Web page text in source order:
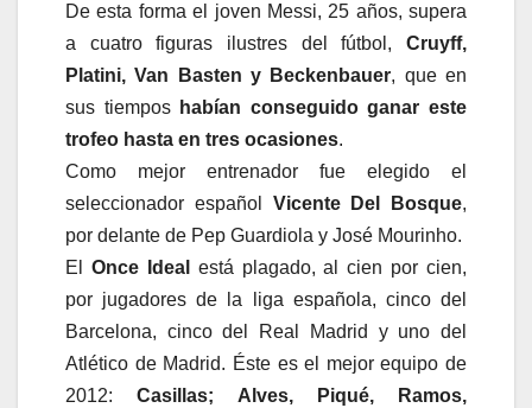
De esta forma el joven Messi, 25 años, supera
a cuatro figuras ilustres del fútbol, Cruyff,
Platini, Van Basten y Beckenbauer, que en
sus tiempos habían conseguido ganar este
trofeo hasta en tres ocasiones.
Como mejor entrenador fue elegido el
seleccionador español Vicente Del Bosque,
por delante de Pep Guardiola y José Mourinho.
El Once Ideal
está plagado, al cien por cien,
por jugadores de la liga española, cinco del
Barcelona, cinco del Real Madrid y uno del
Atlético de Madrid. Éste es el mejor equipo de
2012:Casillas; Alves, Piqué, Ramos,